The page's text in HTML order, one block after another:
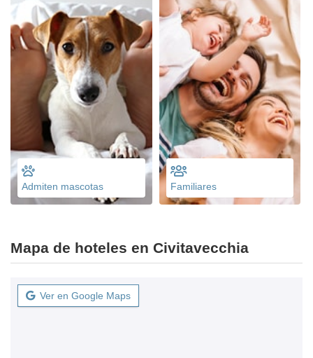
Admiten mascotas Familiares
Mapa de hoteles en Civitavecchia
Ver en Google Maps